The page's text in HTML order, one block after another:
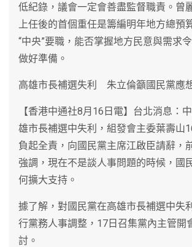
低紀錄，議會一定會善盡監督職責。曾
上任後的首個重任是籌編明年地方總預
“中央”要職，能否掌握地方民意與需求
做好準備。
高雄市長補選失利 朱立倫籲國民黨應
【香港中通社8月16日電】台北消息：
雄市長補選中失利，組發會主委葉壽山
負起全責，向國民黨主席江啟臣請辭，
強調，現在不是談人事問題的時候，國
何擴大支持。
據了解，對國民黨在高雄市長補選中失
行黨務人事調整，17日召集黨內主管開
討。